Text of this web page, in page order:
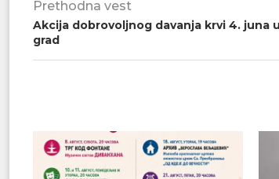
Prethodna vest
Akcija dobrovoljnog davanja krvi 4. juna
grad